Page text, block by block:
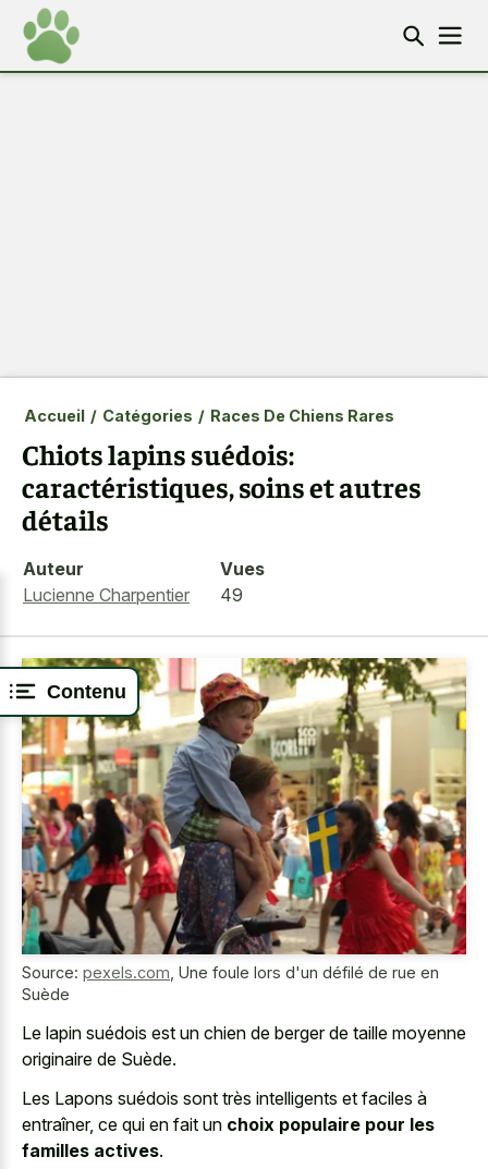
Contenu
Accueil / Catégories / Races De Chiens Rares
Chiots lapins suédois:
caractéristiques, soins et autres
détails
Auteur
Lucienne Charpentier
Vues
49
Source: pexels.com Une foule lors d'un défilé de rue en
Suède
Le lapin suédois est un chien de berger de taille moyenne
originaire de Suède.
Les Lapons suédois sont très intelligents et faciles à
entraîner, ce qui en fait un choix populaire pour les
familles actives.